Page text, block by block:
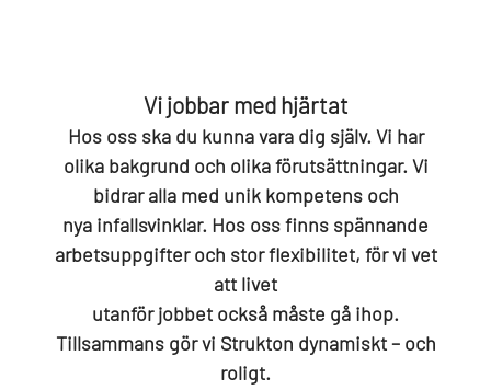
Vi jobbar med hjärtat
Hos oss ska du kunna vara dig själv. Vi har
olika bakgrund och olika förutsättningar. Vi
bidrar alla med unik kompetens och
nya infallsvinklar. Hos oss finns spännande
arbetsuppgifter och stor flexibilitet, för vi vet
att livet
utanför jobbet också måste gå ihop.
Tillsammans gör vi Strukton dynamiskt – och
roligt.